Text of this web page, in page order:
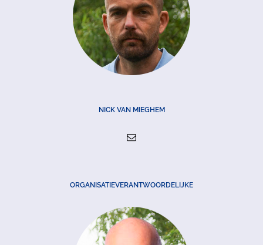
NICK VAN MIEGHEM
ORGANISATIEVERANTWOORDELIJKE